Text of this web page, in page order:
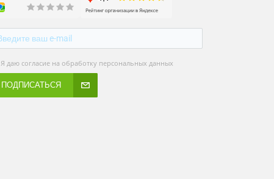
Я даю согласие на обработку персональных данных
ПОДПИСАТЬСЯ